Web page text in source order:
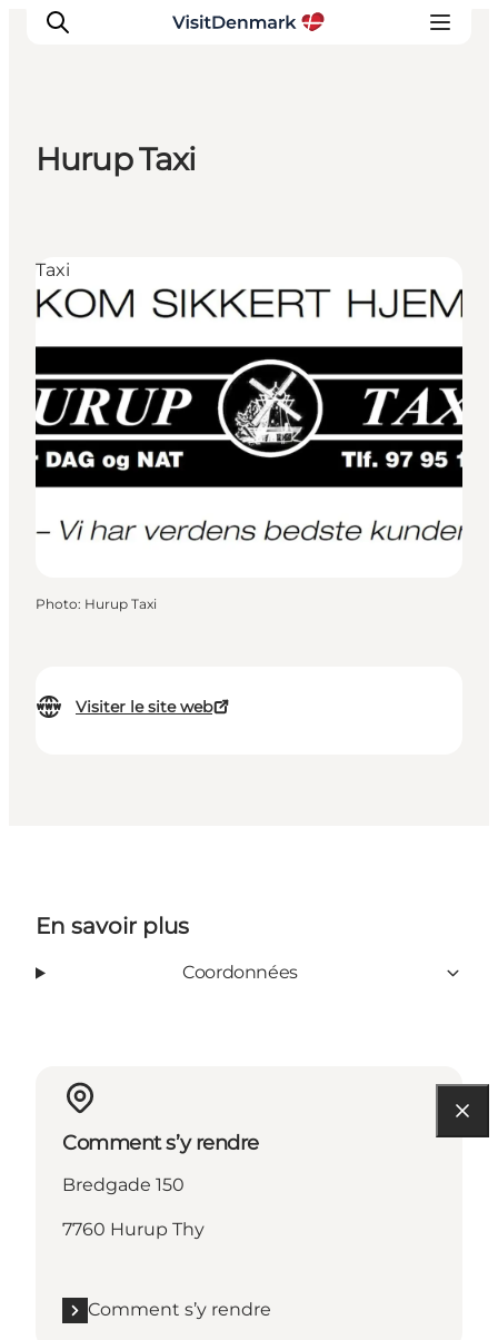
Hébergements
Planifiez votre voyage
Hurup Taxi
Visiter le site web
Taxi
Photo: Hurup Taxi
En savoir plus
Coordonnées
Comment s’y rendre
Bredgade 150
7760 Hurup Thy
Comment s’y rendre